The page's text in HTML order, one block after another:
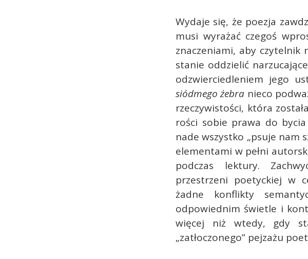
Wydaje się, że poezja
musi wyrażać czegoś
znaczeniami, aby czytelnik
stanie oddzielić
odzwierciedleniem jego
siódmego żebra nieco
rzeczywistości, która
rości sobie prawa do bycia
nade wszystko „psuje nam
elementami w pełni
podczas lektury.
przestrzeni poetyckiej w
żadne konflikty
odpowiednim świetle i
więcej niż wtedy, gdy
„zatłoczonego” pejzażu